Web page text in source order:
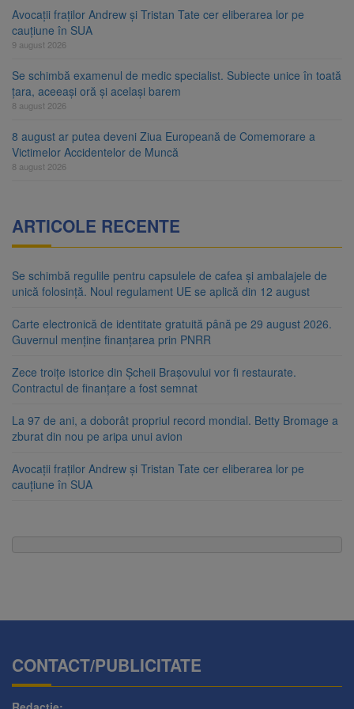
Avocații fraților Andrew și Tristan Tate cer eliberarea lor pe
cauțiune în SUA
9 august 2026
Se schimbă examenul de medic specialist. Subiecte unice în toată
țara, aceeași oră și același barem
8 august 2026
8 august ar putea deveni Ziua Europeană de Comemorare a
Victimelor Accidentelor de Muncă
8 august 2026
ARTICOLE RECENTE
Se schimbă regulile pentru capsulele de cafea și ambalajele de
unică folosință. Noul regulament UE se aplică din 12 august
Carte electronică de identitate gratuită până pe 29 august 2026.
Guvernul menține finanțarea prin PNRR
Zece troițe istorice din Șcheii Brașovului vor fi restaurate.
Contractul de finanțare a fost semnat
La 97 de ani, a doborât propriul record mondial. Betty Bromage a
zburat din nou pe aripa unui avion
Avocații fraților Andrew și Tristan Tate cer eliberarea lor pe
cauțiune în SUA
CONTACT/PUBLICITATE